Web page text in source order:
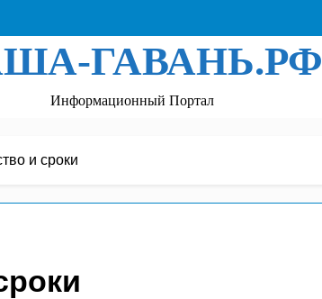
ГАВАНЬ.РФ
Информационный Портал
и сроки